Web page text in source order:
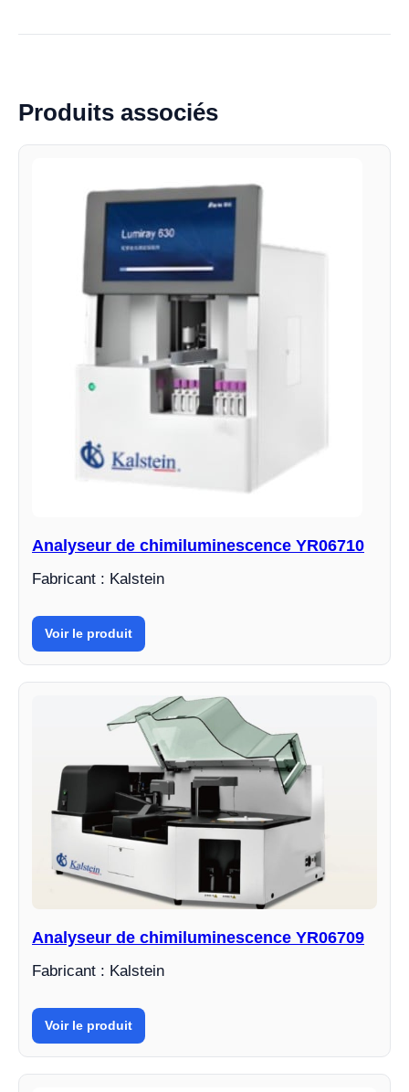
Produits associés
Analyseur de chimiluminescence YR06710
Fabricant : Kalstein
Voir le produit
Analyseur de chimiluminescence YR06709
Fabricant : Kalstein
Voir le produit